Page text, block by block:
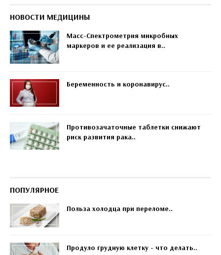
НОВОСТИ МЕДИЦИНЫ
Масс-Спектрометрия микробных
маркеров и ее реализация в..
Беременность и коронавирус..
Противозачаточные таблетки снижают
риск развития рака..
ПОПУЛЯРНОЕ
Польза холодца при переломе..
Продуло грудную клетку - что делать..